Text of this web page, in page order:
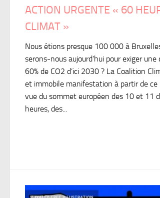
ACTION URGENTE « 60
CLIMAT »
Nous étions presque 100 000 à
serons-nous aujourd’hui pour exiger une
60% de CO2 d’ici 2030 ? La Coalition
et immobile manifestation à partir de
vue du sommet européen des 10 et 11
heures, des...